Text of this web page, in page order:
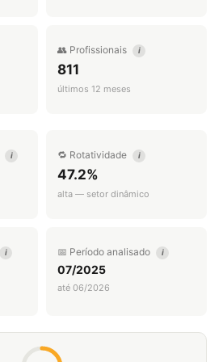
👥 Profissionais i
811
últimos 12 meses
i 🔁 Rotatividade i
47.2%
alta — setor dinâmico
i 📅 Período analisado i
07/2025
até 06/2026